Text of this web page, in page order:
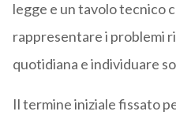
legge e un tavolo tecnico
rappresentare i problemi
quotidiana e individuare
Il termine iniziale fissato